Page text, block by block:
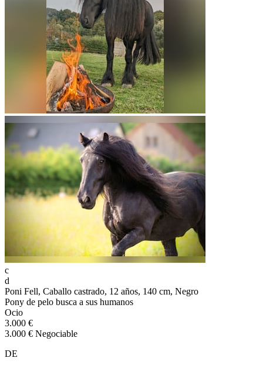
c
d
Poni Fell, Caballo castrado, 12 años, 140 cm, Negro
Pony de pelo busca a sus humanos
Ocio
3.000 €
3.000 € Negociable
DE